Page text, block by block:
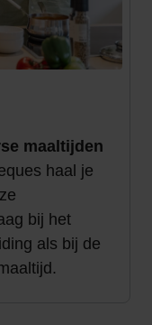
maaltijden
haal je
bij het
als bij de